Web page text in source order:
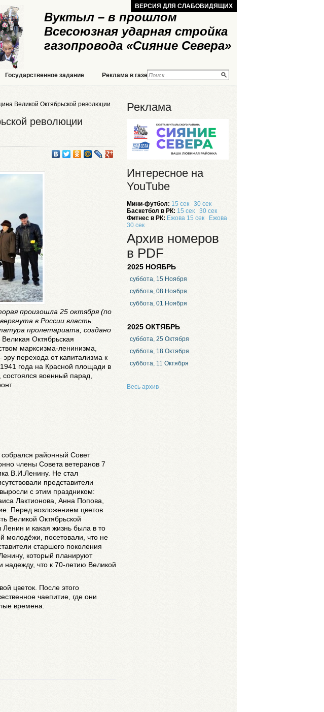
Вуктыл – в прошлом
Всесоюзная ударная стройка
газопровода «Сияние Севера»
ВЕРСИЯ ДЛЯ СЛАБОВИДЯЩИХ
Государственное задание Реклама в газете Реклама на сайте
Великой Октябрьской революции
революции
произошла 25 октября (по
в России власть
пролетариата, создано
Великая Октябрьская
марксизма-ленинизма,
перехода от капитализма к
года на Красной площади в
состоялся военный парад,
собрался районный Совет
члены Совета ветеранов 7
В.И.Ленину. Не стал
представители
с этим праздником:
Лактионова, Анна Попова,
Перед возложением цветов
Великой Октябрьской
и какая жизнь была в то
молодёжи, посетовали, что не
старшего поколения
который планируют
надежду, что к 70-летию Великой
цветок. После этого
чаепитие, где они
времена.
Реклама
Интересное на
YouTube
Мини-футбол: 15 сек
30 сек
Баскетбол в РК: 15 сек
30 сек
Фитнес в РК: Ежова 15 сек
Ежова
30 сек
Архив номеров
в PDF
2025 НОЯБРЬ
суббота, 15 Ноября
суббота, 08 Ноября
суббота, 01 Ноября
2025 ОКТЯБРЬ
суббота, 25 Октября
суббота, 18 Октября
суббота, 11 Октября
Весь архив